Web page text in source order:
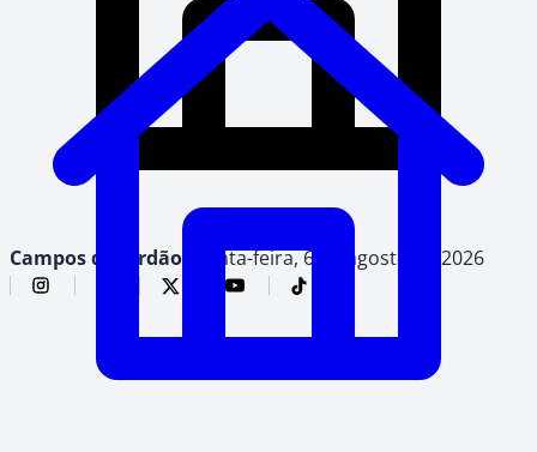
Campos do Jordão, quinta-feira, 6 de agosto de 2026